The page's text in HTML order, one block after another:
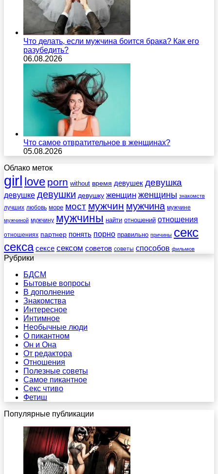
Что делать, если мужчина боится брака? Как его
разубедить?
06.08.2026
Что самое отвратительное в женщинах?
05.08.2026
Облако меток
girl love porn without время девушек девушка
девушке девушки девушку женщин женщины знакомств
лучших любовь море мост мужчин мужчина мужчине
мужчиной мужчину мужчины найти отношений отношения
отношениях партнер понять порно правильно причины секс
секса сексе сексом советов советы способов фильмов
Рубрики
БДСМ
Бытовые вопросы
В дополнение
Знакомства
Интересное
Интимное
Необычные люди
О пикантном
Он и Она
От редактора
Отношения
Полезные советы
Самое пикантное
Секс чтиво
Фетиш
Популярные публикации